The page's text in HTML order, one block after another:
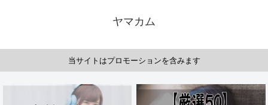
ヤマカム
当サイトはプロモーションを含みます